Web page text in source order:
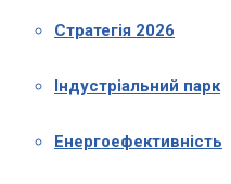
Стратегія 2026
Індустріальний парк
Енергоефективність